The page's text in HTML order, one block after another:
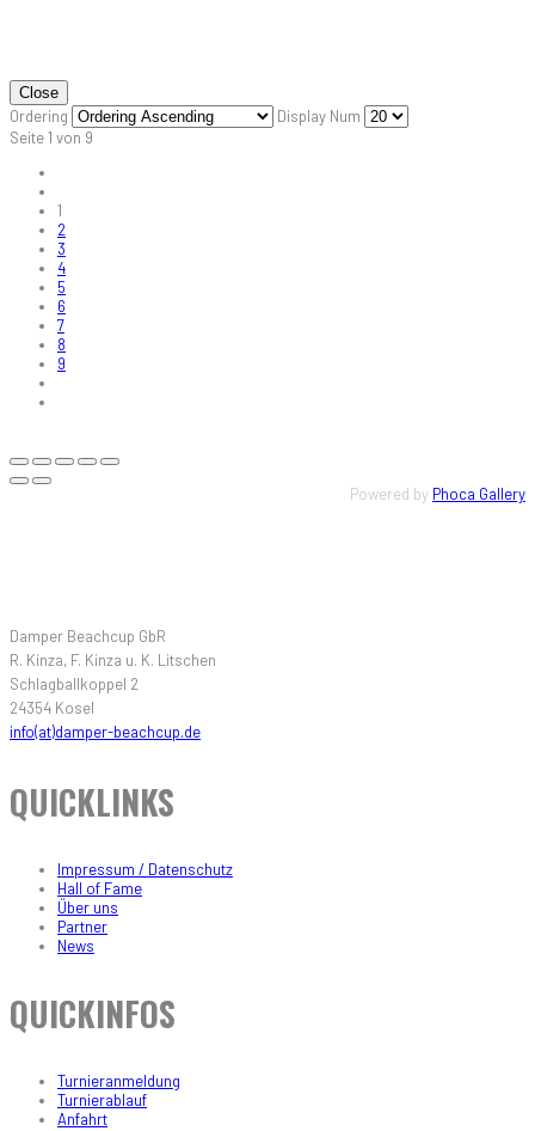
Close
Ordering
Display Num
Seite 1 von 9
1
2
3
4
5
6
7
8
9
Powered by Phoca Gallery
Damper Beachcup GbR
R. Kinza, F. Kinza u. K. Litschen
Schlagballkoppel 2
24354 Kosel
info(at)damper-beachcup.de
QUICKLINKS
Impressum / Datenschutz
Hall of Fame
Über uns
Partner
News
QUICKINFOS
Turnieranmeldung
Turnierablauf
Anfahrt